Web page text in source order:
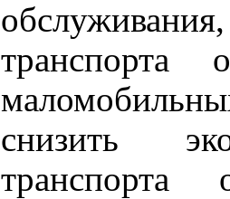
транспорта
снизить
транспорта